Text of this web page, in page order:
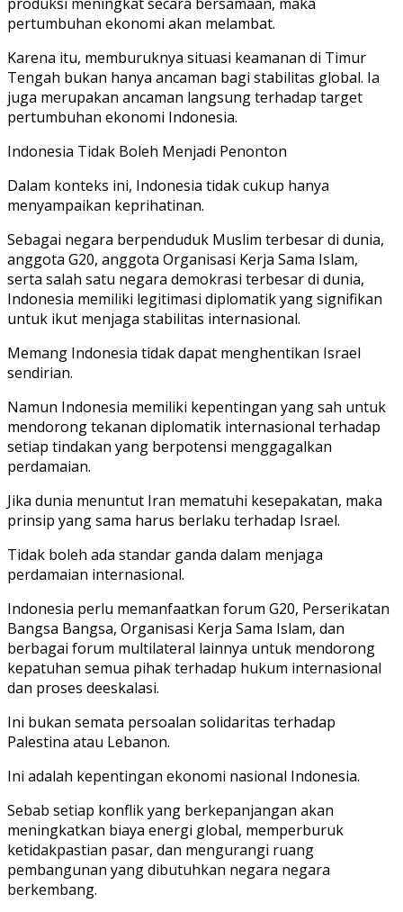
pertumbuhan ekonomi akan melambat.
Karena itu, memburuknya situasi keamanan di Timur
Tengah bukan hanya ancaman bagi stabilitas global. Ia
juga merupakan ancaman langsung terhadap target
pertumbuhan ekonomi Indonesia.
Indonesia Tidak Boleh Menjadi Penonton
Dalam konteks ini, Indonesia tidak cukup hanya
menyampaikan keprihatinan.
Sebagai negara berpenduduk Muslim terbesar di dunia,
anggota G20, anggota Organisasi Kerja Sama Islam,
serta salah satu negara demokrasi terbesar di dunia,
Indonesia memiliki legitimasi diplomatik yang signifikan
untuk ikut menjaga stabilitas internasional.
Memang Indonesia tidak dapat menghentikan Israel
sendirian.
Namun Indonesia memiliki kepentingan yang sah untuk
mendorong tekanan diplomatik internasional terhadap
setiap tindakan yang berpotensi menggagalkan
perdamaian.
Jika dunia menuntut Iran mematuhi kesepakatan, maka
prinsip yang sama harus berlaku terhadap Israel.
Tidak boleh ada standar ganda dalam menjaga
perdamaian internasional.
Indonesia perlu memanfaatkan forum G20, Perserikatan
Bangsa Bangsa, Organisasi Kerja Sama Islam, dan
berbagai forum multilateral lainnya untuk mendorong
kepatuhan semua pihak terhadap hukum internasional
dan proses deeskalasi.
Ini bukan semata persoalan solidaritas terhadap
Palestina atau Lebanon.
Ini adalah kepentingan ekonomi nasional Indonesia.
Sebab setiap konflik yang berkepanjangan akan
meningkatkan biaya energi global, memperburuk
ketidakpastian pasar, dan mengurangi ruang
pembangunan yang dibutuhkan negara negara
berkembang.